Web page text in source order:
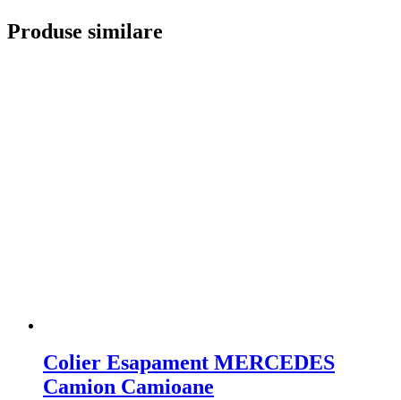
Produse similare
Colier Esapament MERCEDES
Camion Camioane